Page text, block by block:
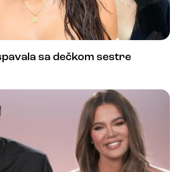
sa dečkom sestre